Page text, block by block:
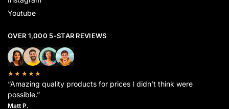
Youtube
OVER 1,000 5-STAR REVIEWS
★★★★★
“Amazing quality products for prices I didn’t think were
possible.”
Matt P.